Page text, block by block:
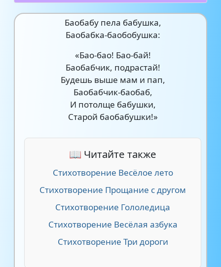
Баобабу пела бабушка,
Баобабка-баобобушка:
«Бао-бао! Бао-бай!
Баобабчик, подрастай!
Будешь выше мам и пап,
Баобабчик-баобаб,
И потолще бабушки,
Старой баобабушки!»
📖 Читайте также
Стихотворение Весёлое лето
Стихотворение Прощание с другом
Стихотворение Гололедица
Стихотворение Весёлая азбука
Стихотворение Три дороги